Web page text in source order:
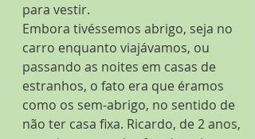
para vestir.
Embora tivéssemos abrigo, seja no
carro enquanto viajávamos, ou
passando as noites em casas de
estranhos, o fato era que éramos
como os sem-abrigo, no sentido de
não ter casa fixa. Ricardo, de 2 anos,